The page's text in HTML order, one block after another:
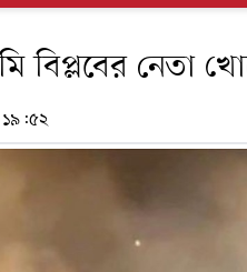
বিপ্লবের নেতা
১৯:৫২